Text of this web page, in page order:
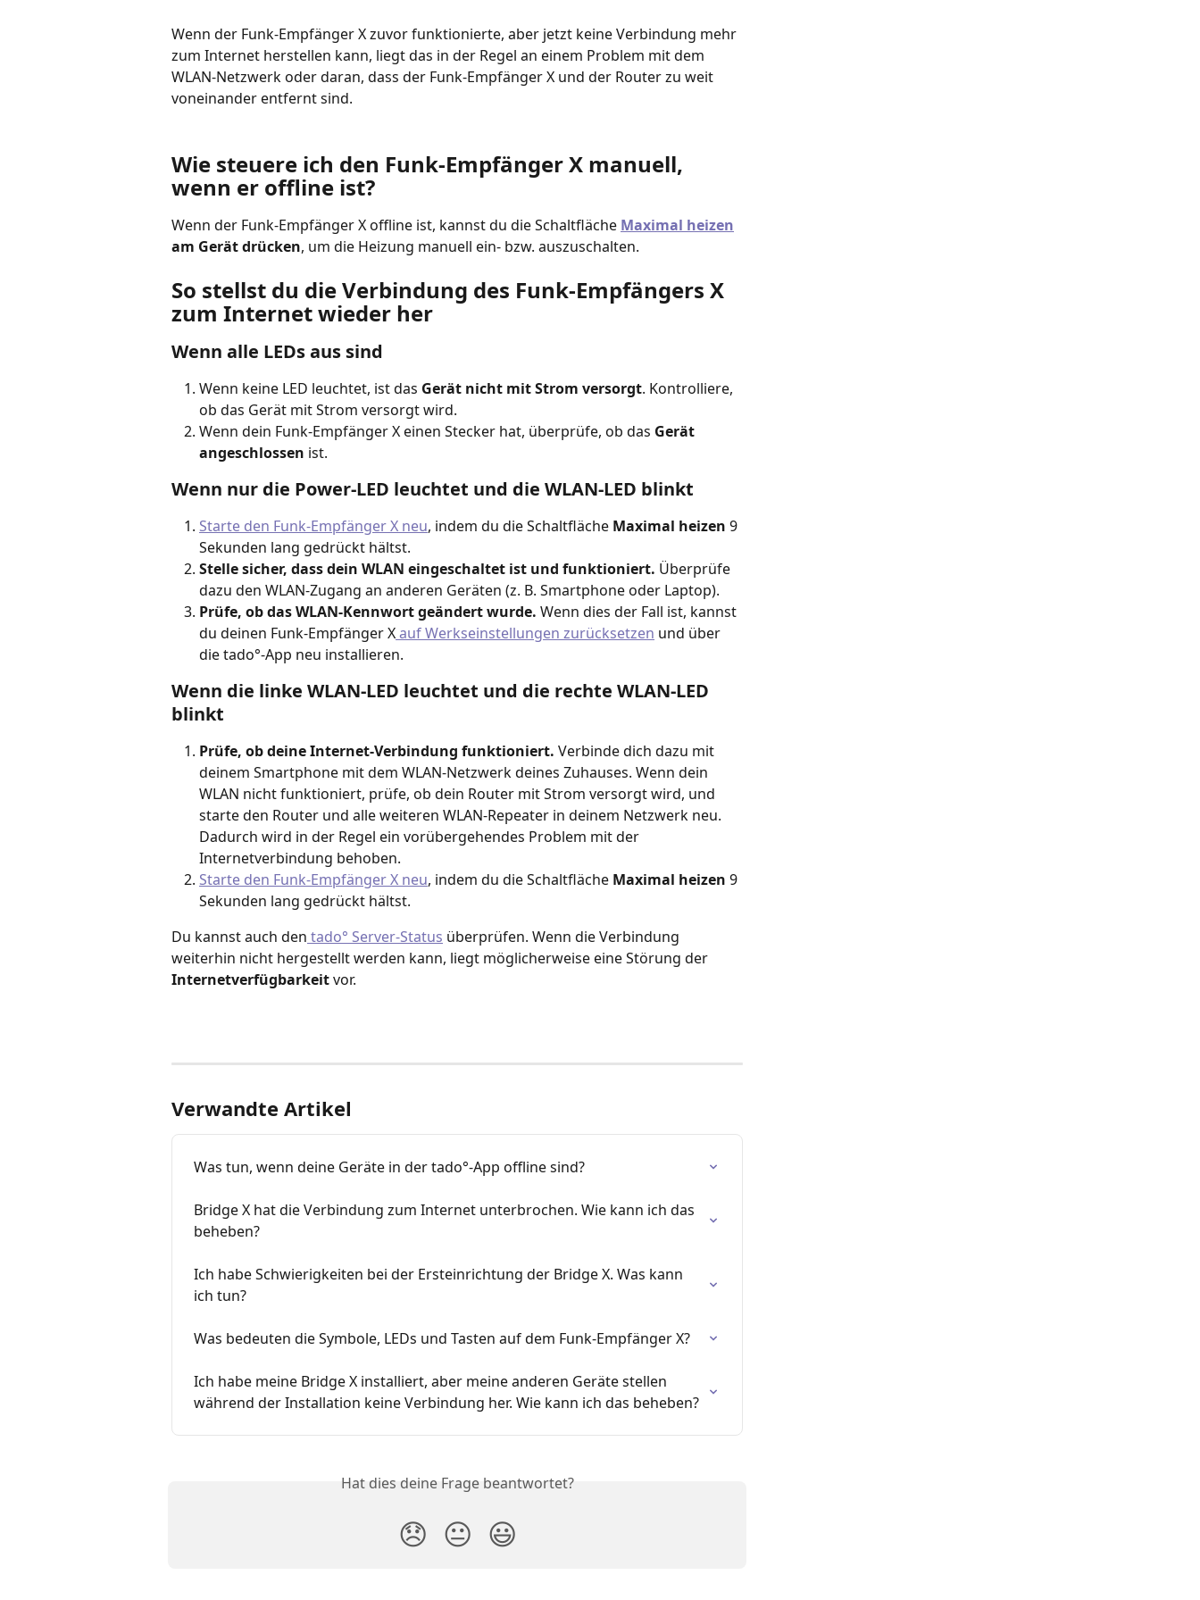
Wenn der Funk-Empfänger X zuvor funktionierte, aber jetzt keine Verbindung mehr
zum Internet herstellen kann, liegt das in der Regel an einem Problem mit dem
WLAN-Netzwerk oder daran, dass der Funk-Empfänger X und der Router zu weit
voneinander entfernt sind.
Wie steuere ich den Funk-Empfänger X manuell,
wenn er offline ist?
Wenn der Funk-Empfänger X offline ist, kannst du die Schaltfläche Maximal heizen
am Gerät drücken, um die Heizung manuell ein- bzw. auszuschalten.
So stellst du die Verbindung des Funk-Empfängers X
zum Internet wieder her
Wenn alle LEDs aus sind
Wenn keine LED leuchtet, ist das Gerät nicht mit Strom versorgt. Kontrolliere,
ob das Gerät mit Strom versorgt wird.
Wenn dein Funk-Empfänger X einen Stecker hat, überprüfe, ob das Gerät
angeschlossen ist.
Wenn nur die Power-LED leuchtet und die WLAN-LED blinkt
Starte den Funk-Empfänger X neu, indem du die Schaltfläche Maximal heizen 9
Sekunden lang gedrückt hältst.
Stelle sicher, dass dein WLAN eingeschaltet ist und funktioniert. Überprüfe
dazu den WLAN-Zugang an anderen Geräten (z. B. Smartphone oder Laptop).
Prüfe, ob das WLAN-Kennwort geändert wurde. Wenn dies der Fall ist, kannst
du deinen Funk-Empfänger X auf Werkseinstellungen zurücksetzen und über
die tado°-App neu installieren.
Wenn die linke WLAN-LED leuchtet und die rechte WLAN-LED
blinkt
Prüfe, ob deine Internet-Verbindung funktioniert. Verbinde dich dazu mit
deinem Smartphone mit dem WLAN-Netzwerk deines Zuhauses. Wenn dein
WLAN nicht funktioniert, prüfe, ob dein Router mit Strom versorgt wird, und
starte den Router und alle weiteren WLAN-Repeater in deinem Netzwerk neu.
Dadurch wird in der Regel ein vorübergehendes Problem mit der
Internetverbindung behoben.
Starte den Funk-Empfänger X neu, indem du die Schaltfläche Maximal heizen 9
Sekunden lang gedrückt hältst.
Du kannst auch den tado° Server-Status überprüfen. Wenn die Verbindung
weiterhin nicht hergestellt werden kann, liegt möglicherweise eine Störung der
Internetverfügbarkeit vor.
Verwandte Artikel
Was tun, wenn deine Geräte in der tado°-App offline sind?
Bridge X hat die Verbindung zum Internet unterbrochen. Wie kann ich das
beheben?
Ich habe Schwierigkeiten bei der Ersteinrichtung der Bridge X. Was kann
ich tun?
Was bedeuten die Symbole, LEDs und Tasten auf dem Funk-Empfänger X?
Ich habe meine Bridge X installiert, aber meine anderen Geräte stellen
während der Installation keine Verbindung her. Wie kann ich das beheben?
Hat dies deine Frage beantwortet?
😞 😐 😃